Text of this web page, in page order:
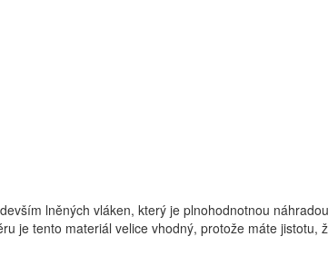
lněných vláken, který je plnohodnotnou
je tento materiál velice vhodný, protože máte jistotu,